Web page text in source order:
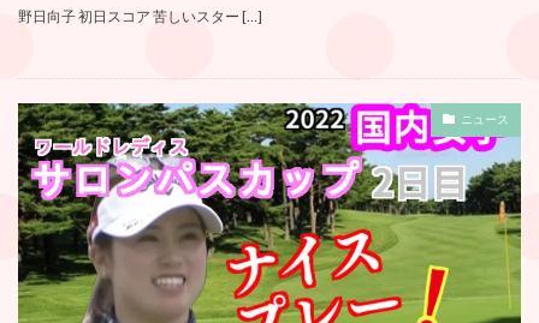
野日向子 初日スコア 苦しいスター […]
ニュース